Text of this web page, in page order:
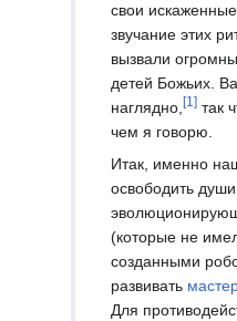
свои
звучание этих
вызвали
детей Божьих.
наглядно, [1] так
чем я говорю.
Итак, именно
освободить души,
(которые не
созданными
развивать
Для